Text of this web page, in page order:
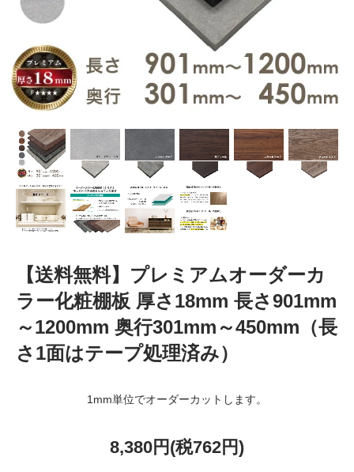
【送料無料】プレミアムオーダーカ
ラー化粧棚板 厚さ18mm 長さ901mm
～1200mm 奥行301mm～450mm（長
さ1面はテープ処理済み）
1mm単位でオーダーカットします。
8,380円(税762円)